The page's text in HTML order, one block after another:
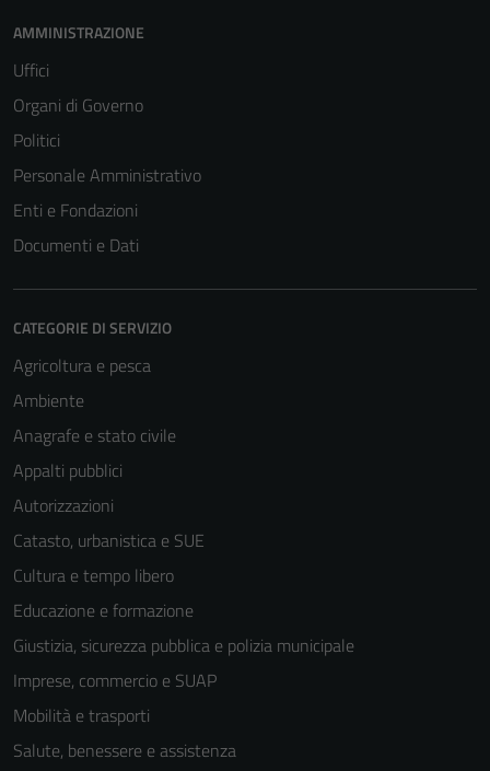
AMMINISTRAZIONE
Uffici
Organi di Governo
Politici
Personale Amministrativo
Enti e Fondazioni
Documenti e Dati
CATEGORIE DI SERVIZIO
Agricoltura e pesca
Ambiente
Anagrafe e stato civile
Appalti pubblici
Autorizzazioni
Catasto, urbanistica e SUE
Cultura e tempo libero
Educazione e formazione
Giustizia, sicurezza pubblica e polizia municipale
Imprese, commercio e SUAP
Mobilità e trasporti
Salute, benessere e assistenza